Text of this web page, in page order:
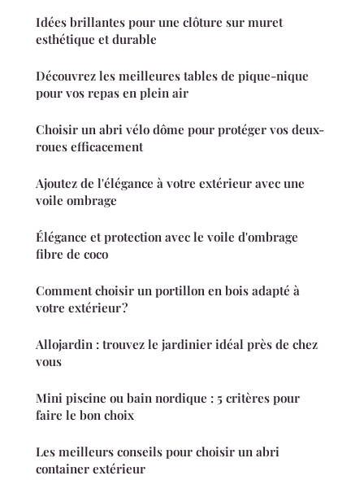
Idées brillantes pour une clôture sur muret
esthétique et durable
Découvrez les meilleures tables de pique-nique
pour vos repas en plein air
Choisir un abri vélo dôme pour protéger vos deux-
roues efficacement
Ajoutez de l'élégance à votre extérieur avec une
voile ombrage
Élégance et protection avec le voile d'ombrage
fibre de coco
Comment choisir un portillon en bois adapté à
votre extérieur ?
Allojardin : trouvez le jardinier idéal près de chez
vous
Mini piscine ou bain nordique : 5 critères pour
faire le bon choix
Les meilleurs conseils pour choisir un abri
container extérieur